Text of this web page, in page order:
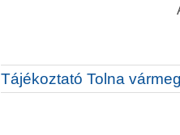
Tájékoztató Tolna